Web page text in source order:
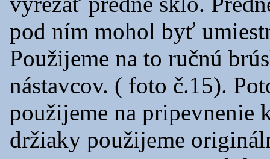
pod ním mohol byť
Použijeme na to ručnú
nástavcov. ( foto č.15).
použijeme na pripevnenie
držiaky použijeme